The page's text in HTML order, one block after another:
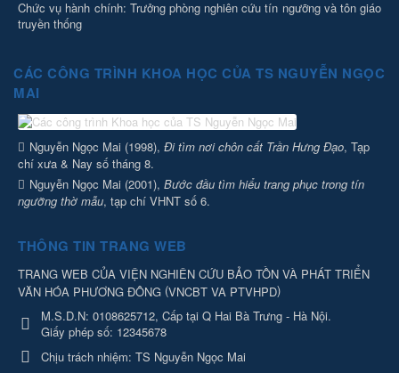
Chức vụ hành chính: Trưởng phòng nghiên cứu tín ngưỡng và tôn giáo
truyền thống
CÁC CÔNG TRÌNH KHOA HỌC CỦA TS NGUYỄN NGỌC
MAI
Nguyễn Ngọc Mai (1998), Đi tìm nơi chôn cất Trần Hưng Đạo, Tạp
chí xưa & Nay số tháng 8.
Nguyễn Ngọc Mai (2001), Bước đầu tìm hiểu trang phục trong tín
ngưỡng thờ mẫu, tạp chí VHNT số 6.
THÔNG TIN TRANG WEB
TRANG WEB CỦA VIỆN NGHIÊN CỨU BẢO TỒN VÀ PHÁT TRIỂN
VĂN HÓA PHƯƠNG ĐÔNG (VNCBT VA PTVHPD)
M.S.D.N: 0108625712, Cấp tại Q Hai Bà Trưng - Hà Nội.
Giấy phép số: 12345678
Chịu trách nhiệm: TS Nguyễn Ngọc Mai